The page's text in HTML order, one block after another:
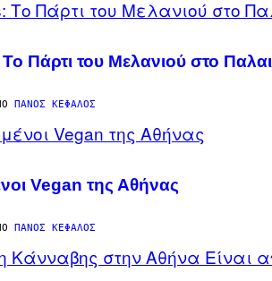
Πάρτι του Μελανιού στο
ΠΆΝΟΣ ΚΈΦΑΛΟΣ
Vegan της Αθήνας
ΠΆΝΟΣ ΚΈΦΑΛΟΣ